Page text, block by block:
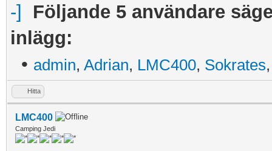
Följande 5 användare
inlägg:
• admin, Adrian, LMC400, Sokrates
Hitta
LMC400
Camping Jedi